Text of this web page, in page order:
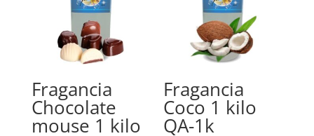
Fragancia
Chocolate
mouse 1 kilo
Fragancia
Coco 1 kilo
QA-1k